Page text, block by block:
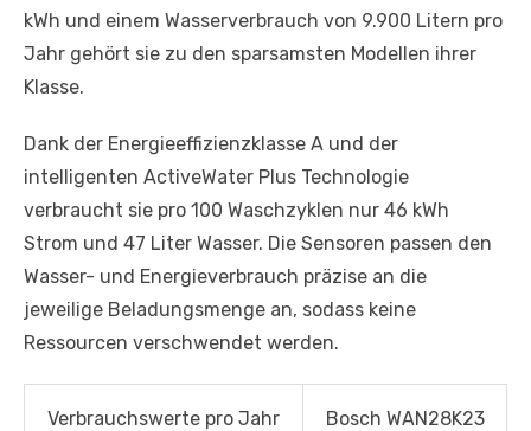
kWh und einem Wasserverbrauch von 9.900 Litern pro
Jahr gehört sie zu den sparsamsten Modellen ihrer
Klasse.
Dank der Energieeffizienzklasse A und der
intelligenten ActiveWater Plus Technologie
verbraucht sie pro 100 Waschzyklen nur 46 kWh
Strom und 47 Liter Wasser. Die Sensoren passen den
Wasser- und Energieverbrauch präzise an die
jeweilige Beladungsmenge an, sodass keine
Ressourcen verschwendet werden.
Verbrauchswerte pro Jahr Bosch WAN28K23